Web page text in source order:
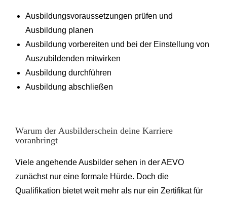
Ausbildungsvoraussetzungen prüfen und
Ausbildung planen
Ausbildung vorbereiten und bei der Einstellung von
Auszubildenden mitwirken
Ausbildung durchführen
Ausbildung abschließen
Warum der Ausbilderschein deine Karriere
voranbringt
Viele angehende Ausbilder sehen in der AEVO
zunächst nur eine formale Hürde. Doch die
Qualifikation bietet weit mehr als nur ein Zertifikat für